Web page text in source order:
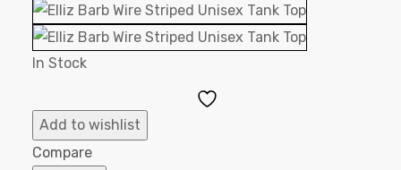
In Stock
Add to wishlist
Compare